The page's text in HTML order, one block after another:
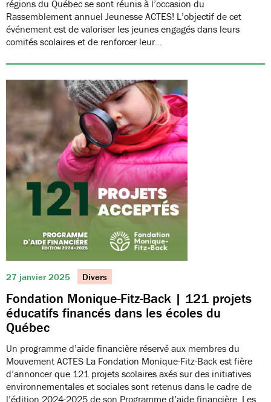
régions du Québec se sont réunis à l’occasion du
Rassemblement annuel Jeunesse ACTES! L’objectif de cet
événement est de valoriser les jeunes engagés dans leurs
comités scolaires et de renforcer leur…
27 janvier 2025 Divers
Fondation Monique-Fitz-Back | 121 projets
éducatifs financés dans les écoles du
Québec
Un programme d’aide financière réservé aux membres du
Mouvement ACTES La Fondation Monique-Fitz-Back est fière
d’annoncer que 121 projets scolaires axés sur des initiatives
environnementales et sociales sont retenus dans le cadre de
l’édition 2024-2025 de son Programme d’aide financière. Les